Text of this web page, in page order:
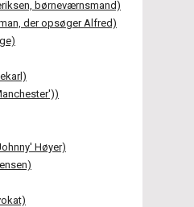
børneværnsmand)
der opsøger Alfred)
Høyer)